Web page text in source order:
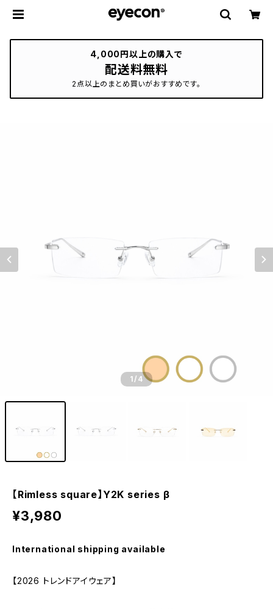
4,000円以上の購入で
配送料無料
2点以上のまとめ買いがおすすめです。
1/4
【Rimless square】Y2K series β
¥3,980
International shipping available
【2026 トレンドアイウェア】